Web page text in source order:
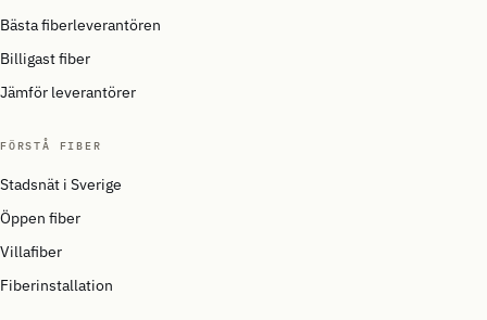
Bästa fiberleverantören
Billigast fiber
Jämför leverantörer
FÖRSTÅ FIBER
Stadsnät i Sverige
Öppen fiber
Villafiber
Fiberinstallation